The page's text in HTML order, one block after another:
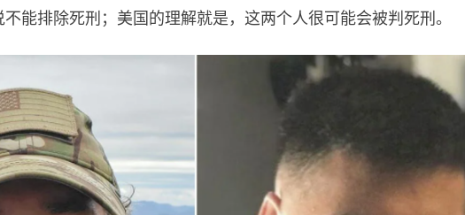
排除死刑；美国的理解就是，这两个人很可能会被判死刑。